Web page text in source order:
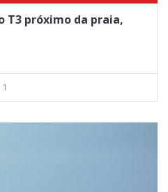
T3 próximo da praia,
1